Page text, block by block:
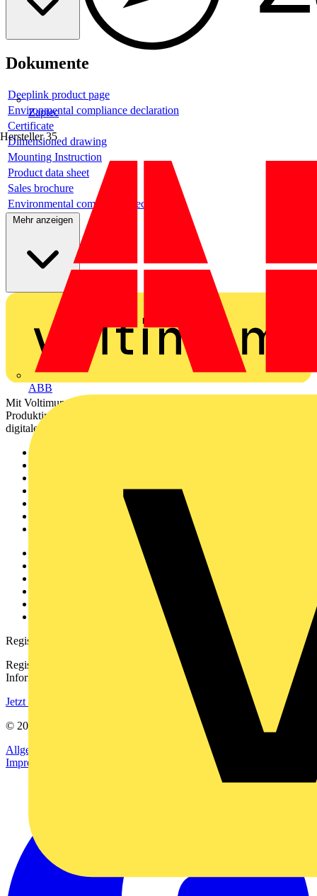
Zaptec
Hersteller 35
ABB
Dokumente
Deeplink product page
Environmental compliance declaration
Certificate
Dimensioned drawing
Mounting Instruction
Product data sheet
Sales brochure
Environmental compliance declaration
Mehr anzeigen
Mit Voltimum erhalten Elektrofachkräfte Zugang zu Branchennews,
Produktinformationen, Schulungen und Tools – alles auf einer
digitalen Plattform und Community.
Registrierung
Registrieren Sie sich kostenlos und erhalten Sie stets aktuelle
Informationen aus der Elektroindustrie.
Jetzt registrieren
© 2002-
Allgemeine Geschäftsbedingungen
Datenschutzerklärung
Impressum